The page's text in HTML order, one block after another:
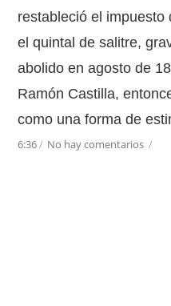
restableció el
el quintal de salitre,
abolido en agosto de
Ramón Castilla,
como una forma de
6:36/ No hay comentarios /